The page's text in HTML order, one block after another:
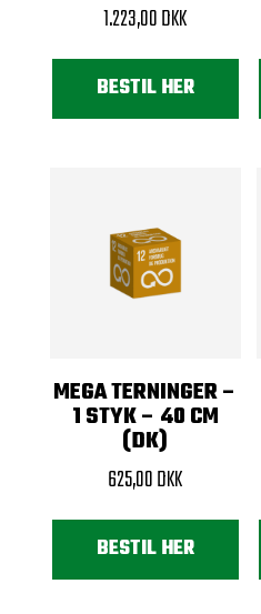
1.223,00DKK
BESTIL HER
MEGA TERNINGER –
1 STYK – 40 CM
(DK)
625,00DKK
BESTIL HER